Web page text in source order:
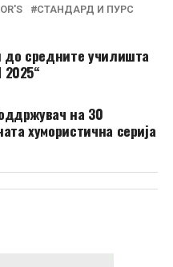
СТАНДАРД И ПУРС
до средните училишта
на 30
хумористична серија